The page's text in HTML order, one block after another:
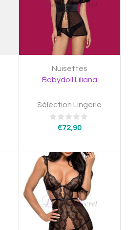
Nuisettes
Babydoll Liliana
Sélection Lingerie
€72,90